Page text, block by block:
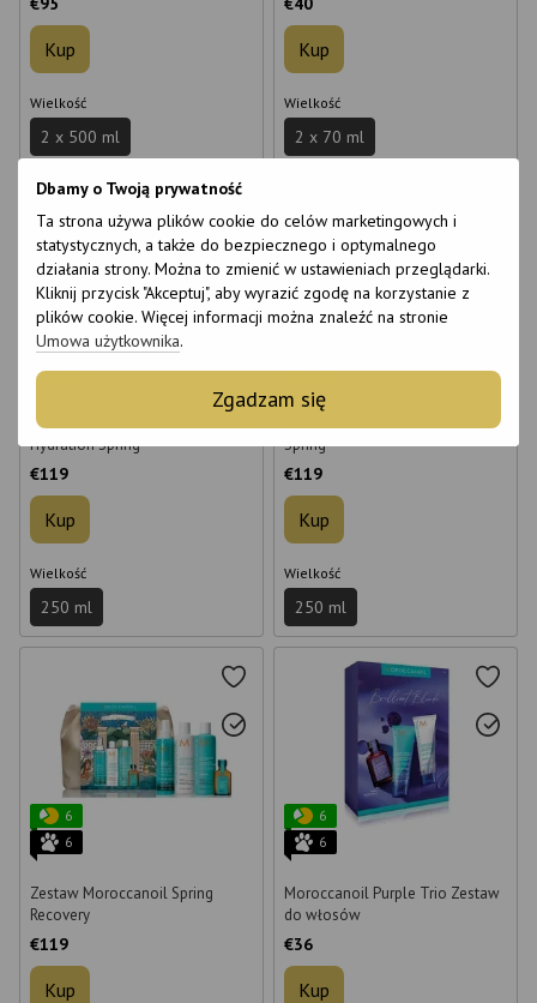
Dbamy o Twoją prywatność
Ta strona używa plików cookie do celów marketingowych i
statystycznych, a także do bezpiecznego i optymalnego
działania strony. Można to zmienić w ustawieniach przeglądarki.
Kliknij przycisk "Akceptuj", aby wyrazić zgodę na korzystanie z
plików cookie. Więcej informacji można znaleźć na stronie
Umowa użytkownika.
Zgadzam się
Kup
Wielkość
2 x 500 ml
Kup
Wielkość
2 x 70 ml
6
6
Zestaw nawilżający Moroccanoil
Hydration Spring
€119
Kup
Wielkość
250 ml
6
Spring
€119
Kup
Wielkość
250 ml
6
6
Zestaw Moroccanoil Spring
Recovery
€119
Kup
6
6
Moroccanoil Purple Trio Zestaw
do włosów
€36
Kup